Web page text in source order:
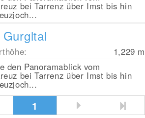
bei Tarrenz über Imst bis hin
1,229 m
den Panoramablick vom
bei Tarrenz über Imst bis hin
1